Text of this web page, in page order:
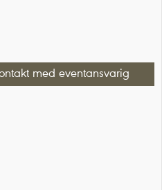
med eventansvarig